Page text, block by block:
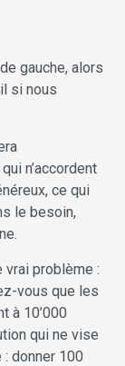
gauche, alors
si nous
n’accordent
ce qui
le besoin,
vrai problème :
vous que les
à 10’000
qui ne vise
donner 100